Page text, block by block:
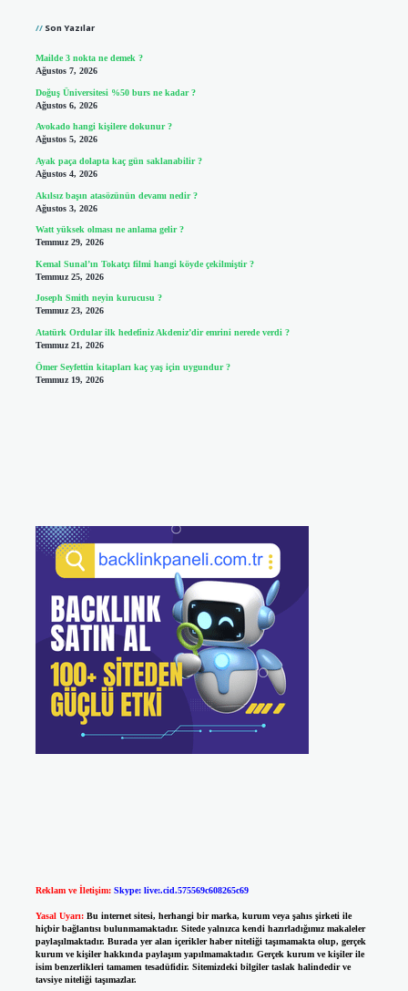
Son Yazılar
Mailde 3 nokta ne demek ?
Ağustos 7, 2026
Doğuş Üniversitesi %50 burs ne kadar ?
Ağustos 6, 2026
Avokado hangi kişilere dokunur ?
Ağustos 5, 2026
Ayak paça dolapta kaç gün saklanabilir ?
Ağustos 4, 2026
Akılsız başın atasözünün devamı nedir ?
Ağustos 3, 2026
Watt yüksek olması ne anlama gelir ?
Temmuz 29, 2026
Kemal Sunal’ın Tokatçı filmi hangi köyde çekilmiştir ?
Temmuz 25, 2026
Joseph Smith neyin kurucusu ?
Temmuz 23, 2026
Atatürk Ordular ilk hedefiniz Akdeniz’dir emrini nerede verdi ?
Temmuz 21, 2026
Ömer Seyfettin kitapları kaç yaş için uygundur ?
Temmuz 19, 2026
Reklam ve İletişim: Skype: live:.cid.575569c608265c69
Yasal Uyarı: Bu internet sitesi, herhangi bir marka, kurum veya şahıs şirketi ile
hiçbir bağlantısı bulunmamaktadır. Sitede yalnızca kendi hazırladığımız makaleler
paylaşılmaktadır. Burada yer alan içerikler haber niteliği taşımamakta olup, gerçek
kurum ve kişiler hakkında paylaşım yapılmamaktadır. Gerçek kurum ve kişiler ile
isim benzerlikleri tamamen tesadüfidir. Sitemizdeki bilgiler taslak halindedir ve
tavsiye niteliği taşımazlar.